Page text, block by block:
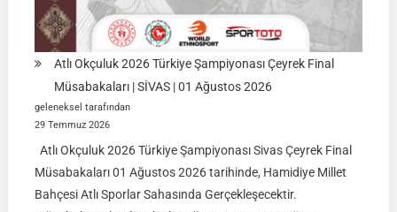
Atlı Okçuluk 2026 Türkiye Şampiyonası Çeyrek Final
Müsabakaları | SİVAS | 01 Ağustos 2026
geleneksel tarafından
29 Temmuz 2026
Atlı Okçuluk 2026 Türkiye Şampiyonası Sivas Çeyrek Final
Müsabakaları 01 Ağustos 2026 tarihinde, Hamidiye Millet
Bahçesi Atlı Sporlar Sahasında Gerçekleşecektir.